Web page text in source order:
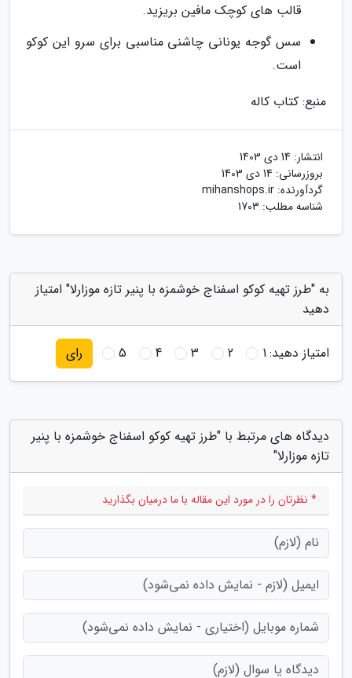
قالب های کوچک مافین بریزید.
سس گوجه یونانی چاشنی مناسبی برای سرو این کوکو
است.
منبع: کتاب کاله
انتشار: 14 دی 1403
بروزرسانی: 14 دی 1403
گردآورنده: mihanshops.ir
شناسه مطلب: 1703
به "طرز تهیه کوکو اسفناج خوشمزه با پنیر تازه موزارلا" امتیاز
دهید
امتیاز دهید:1
2
3
4
5 رای
دیدگاه های مرتبط با "طرز تهیه کوکو اسفناج خوشمزه با پنیر
تازه موزارلا"
* نظرتان را در مورد این مقاله با ما درمیان بگذارید